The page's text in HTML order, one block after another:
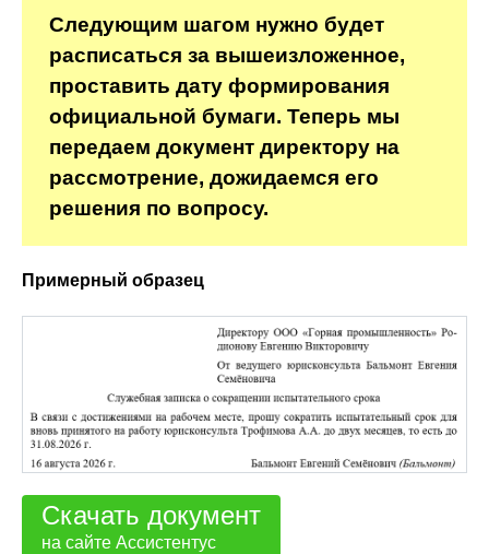
Следующим шагом нужно будет
расписаться за вышеизложенное,
проставить дату формирования
официальной бумаги. Теперь мы
передаем документ директору на
рассмотрение, дожидаемся его
решения по вопросу.
Примерный образец
Скачать документ
на сайте Ассистентус